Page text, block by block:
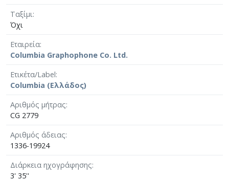
Ταξίμι
Όχι
Εταιρεία
Columbia Graphophone Co. Ltd.
Ετικέτα/Label
Columbia (Ελλάδος)
Αριθμός μήτρας
CG 2779
Αριθμός άδειας
1336-19924
Διάρκεια ηχογράφησης
3' 35''